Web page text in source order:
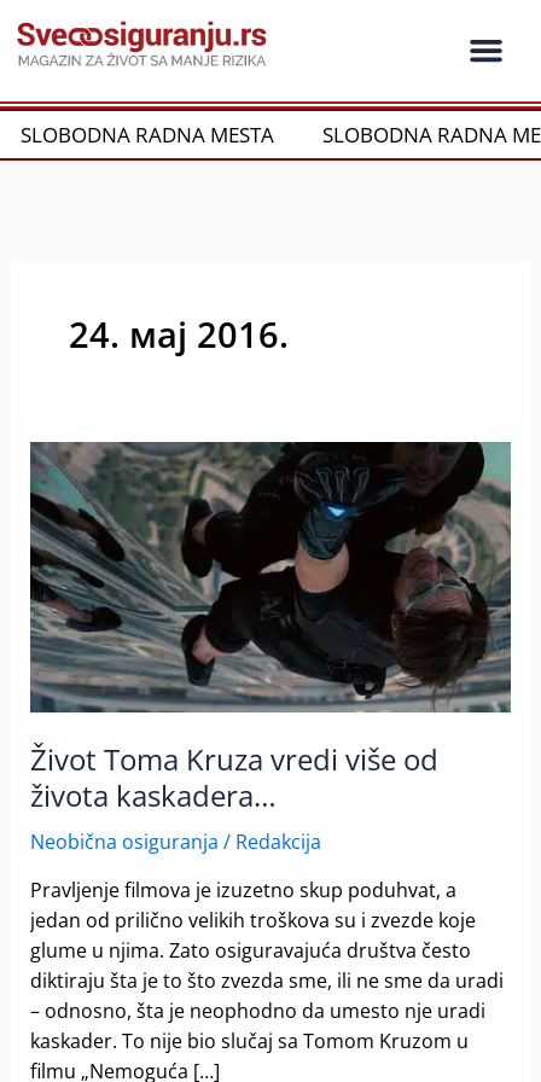
на
садржај
SLOBODNA RADNA MESTA SLOBODNA RADNA
24. мај 2016.
Život Toma Kruza vredi više od
života kaskadera…
Neobična osiguranja / Redakcija
Pravljenje filmova je izuzetno skup poduhvat, a
jedan od prilično velikih troškova su i zvezde koje
glume u njima. Zato osiguravajuća društva često
diktiraju šta je to što zvezda sme, ili ne sme da uradi
– odnosno, šta je neophodno da umesto nje uradi
kaskader. To nije bio slučaj sa Tomom Kruzom u
filmu „Nemoguća […]
Život
Toma
Kruza
vredi
više
od
života
kaskadera…